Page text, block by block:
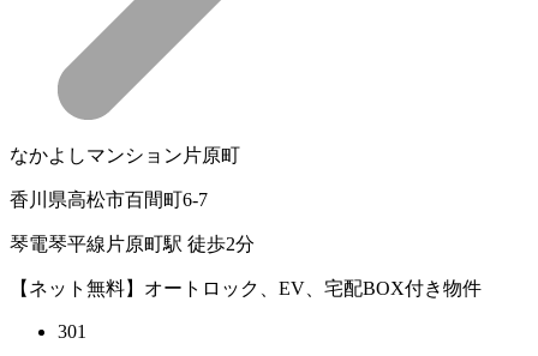
なかよしマンション片原町
香川県高松市百間町6-7
琴電琴平線片原町駅 徒歩2分
【ネット無料】オートロック、EV、宅配BOX付き物件
301